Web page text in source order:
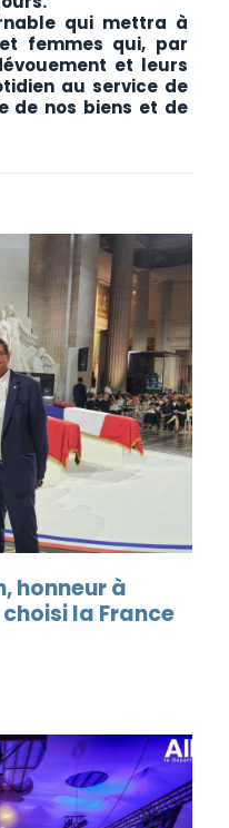
qui mettra à
femmes qui, par
et leurs
au service de
de nos biens et de
honneur à
la France